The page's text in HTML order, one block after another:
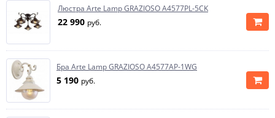
Люстра Arte Lamp GRAZIOSO A4577PL-5CK
22 990 руб.
Бра Arte Lamp GRAZIOSO A4577AP-1WG
5 190 руб.